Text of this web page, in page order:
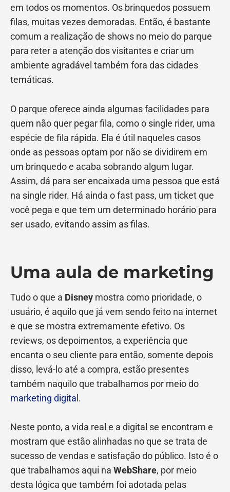
em todos os momentos. Os brinquedos possuem
filas, muitas vezes demoradas. Então, é bastante
comum a realização de shows no meio do parque
para reter a atenção dos visitantes e criar um
ambiente agradável também fora das cidades
temáticas.
O parque oferece ainda algumas facilidades para
quem não quer pegar fila, como o single rider, uma
espécie de fila rápida. Ela é útil naqueles casos
onde as pessoas optam por não se dividirem em
um brinquedo e acaba sobrando algum lugar.
Assim, dá para ser encaixada uma pessoa que está
na single rider. Há ainda o fast pass, um ticket que
você pega e que tem um determinado horário para
ser usado, evitando assim as filas.
Uma aula de marketing
Tudo o que a Disney mostra como prioridade, o
usuário, é aquilo que já vem sendo feito na internet
e que se mostra extremamente efetivo. Os
reviews, os depoimentos, a experiência que
encanta o seu cliente para então, somente depois
disso, levá-lo até a compra, estão presentes
também naquilo que trabalhamos por meio do
marketing digital.
Neste ponto, a vida real e a digital se encontram e
mostram que estão alinhadas no que se trata de
sucesso de vendas e satisfação do público. Isto é o
que trabalhamos aqui na WebShare, por meio
desta lógica que também foi adotada pelas